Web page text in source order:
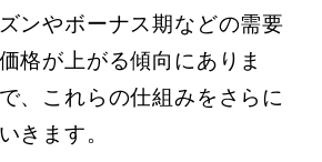
ンやボーナス期などの需要
格が上がる傾向にありま
、これらの仕組みをさらに
きます。